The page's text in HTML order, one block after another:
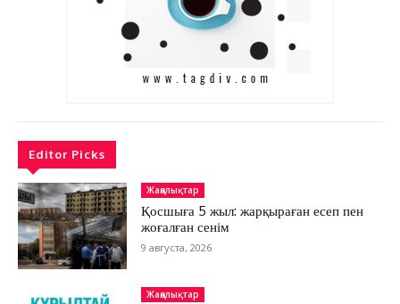
Байланыс Жарнама
Editor Picks
Жаңалықтар
Қосшыға 5 жыл: жарқыраған есеп пен
жоғалған сенім
9 августа, 2026
Жаңалықтар